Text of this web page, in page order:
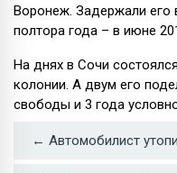
Воронеж. Задержали его
полтора года – в июне
На днях в Сочи
колонии. А двум его
свободы и 3 года